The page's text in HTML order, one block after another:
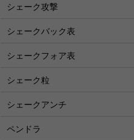
シェーク攻撃
シェークバック表
シェークフォア表
シェーク粒
シェークアンチ
ペンドラ